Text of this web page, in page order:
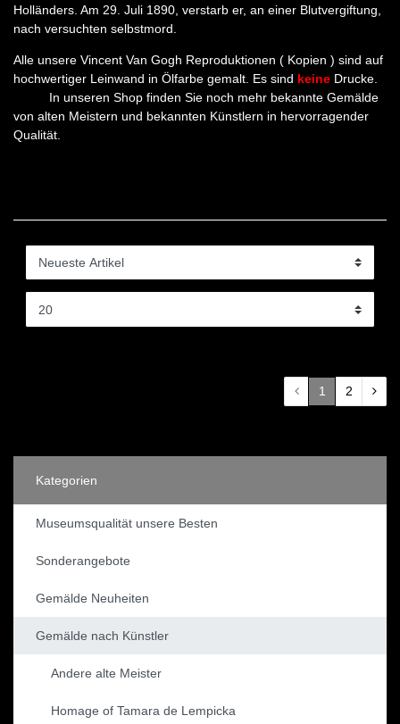
Holländers. Am 29. Juli 1890, verstarb er, an einer Blutvergiftung,
nach versuchten selbstmord.
Alle unsere Vincent Van Gogh Reproduktionen ( Kopien ) sind auf
hochwertiger Leinwand in Ölfarbe gemalt. Es sind keine Drucke.
In unseren Shop finden Sie noch mehr bekannte Gemälde
von alten Meistern und bekannten Künstlern in hervorragender
Qualität.
1 2
Kategorien
Museumsqualität unsere Besten
Sonderangebote
Gemälde Neuheiten
Gemälde nach Künstler
Andere alte Meister
Homage of Tamara de Lempicka